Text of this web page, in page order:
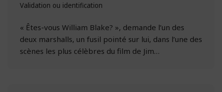
Validation ou identification
« Êtes-vous William Blake? », demande l’un des
deux marshalls, un fusil pointé sur lui, dans l’une des
scènes les plus célèbres du film de Jim…